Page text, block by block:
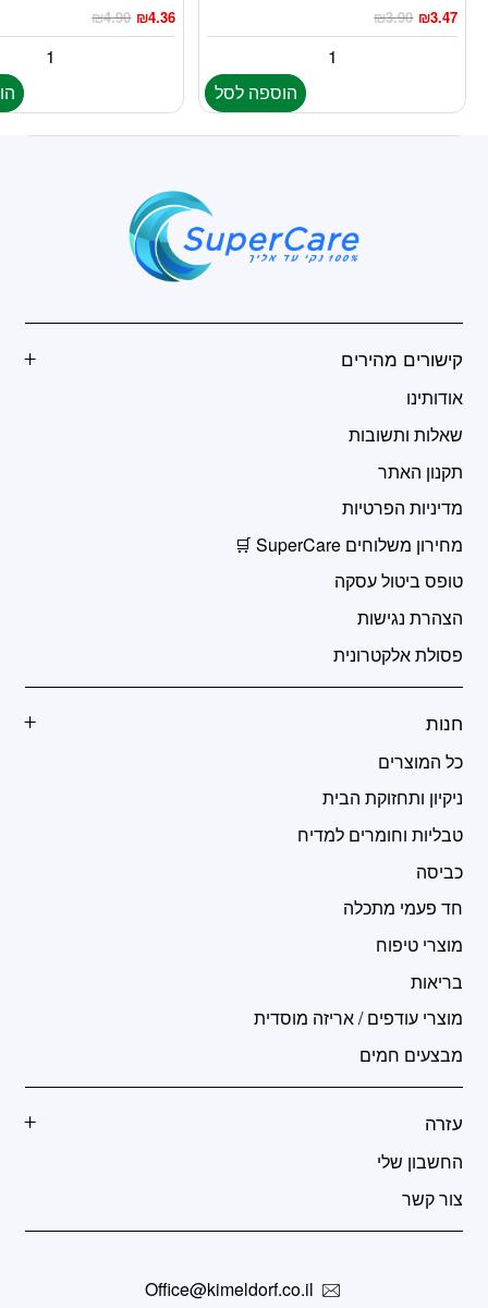
₪3.90 ₪3.47
הוספה לסל
₪4.90 ₪4.36
קישורים מהירים
אודותינו
שאלות ותשובות
תקנון האתר
מדיניות הפרטיות
מחירון משלוחים SuperCare 🛒
טופס ביטול עסקה
הצהרת נגישות
פסולת אלקטרונית
חנות
כל המוצרים
ניקיון ותחזוקת הבית
טבליות וחומרים למדיח
כביסה
חד פעמי מתכלה
מוצרי טיפוח
בריאות
מוצרי עודפים / אריזה מוסדית
מבצעים חמים
עזרה
החשבון שלי
צור קשר
Office@kimeldorf.co.il